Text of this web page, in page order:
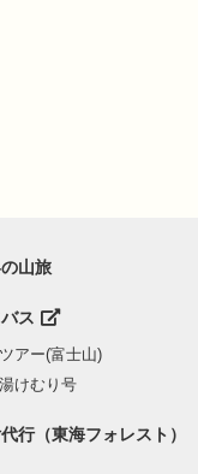
山旅
ス
アー(富士山)
けむり号
行（東海フォレスト）